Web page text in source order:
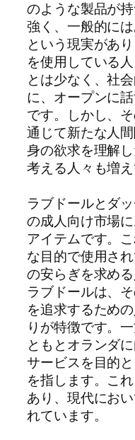
のような製品が
強く、一般的に
という現実があ
を使用している
とは少なく、社
に、オープンに
です。しかし、
通じて新たな人
身の欲求を理解
考える人々も増え
ラブドールとダ
の成人向け市場
アイテムです。
な目的で使用さ
の安らぎを求め
ラブドールは、
を追求するため
りが特徴です。
ともとオランダ
サービスを目的
を指します。こ
あり、現代にお
れています。